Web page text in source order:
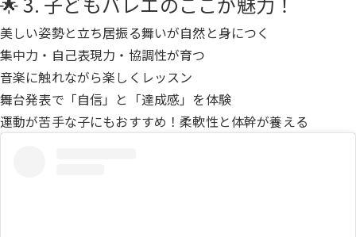
美しい姿勢と立ち居振る舞いが自然と身につく
集中力・自己表現力・協調性が育つ
音楽に触れながら楽しくレッスン
舞台発表で「自信」と「達成感」を体験
運動が苦手な子にもおすすめ！柔軟性と体幹が養える